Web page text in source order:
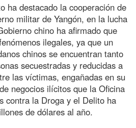
ha destacado la cooperación de
militar de Yangón, en la lucha
chino ha afirmado que
ilegales, ya que un
chinos se encuentran tanto
secuestradas y reducidas a
las víctimas, engañadas en su
negocios ilícitos que la Oficina
contra la Droga y el Delito ha
de dólares al año.